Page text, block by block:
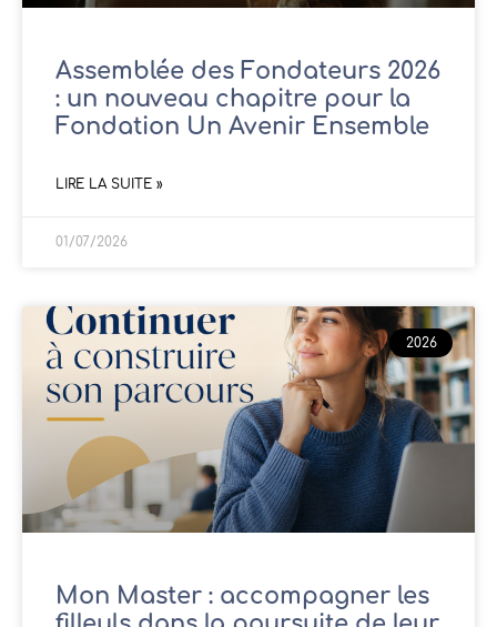
Assemblée des Fondateurs 2026
: un nouveau chapitre pour la
Fondation Un Avenir Ensemble
LIRE LA SUITE »
01/07/2026
2026
Mon Master : accompagner les